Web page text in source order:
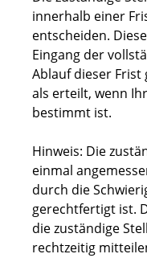
innerhalb einer
entscheiden.
Eingang der
Ablauf dieser
als erteilt, wenn
bestimmt ist.
Hinweis: Die
einmal
durch die
gerechtfertigt ist.
die zuständige
rechtzeitig